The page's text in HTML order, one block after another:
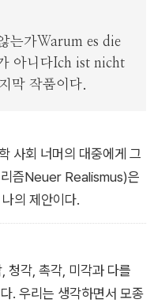
나는 뇌가 아니다』를 잇
작들에서 각각 우리 시대
심주의에 맞서 반론을 제
이론으로 마무리 지으며
는가Warum es die
아니다Ich ist nicht
막 작품이다.
사회 너머의 대중에게 그
즘Neuer Realismus)은
의 제안이다.
청각, 촉각, 미각과 다를
. 우리는 생각하면서 모종